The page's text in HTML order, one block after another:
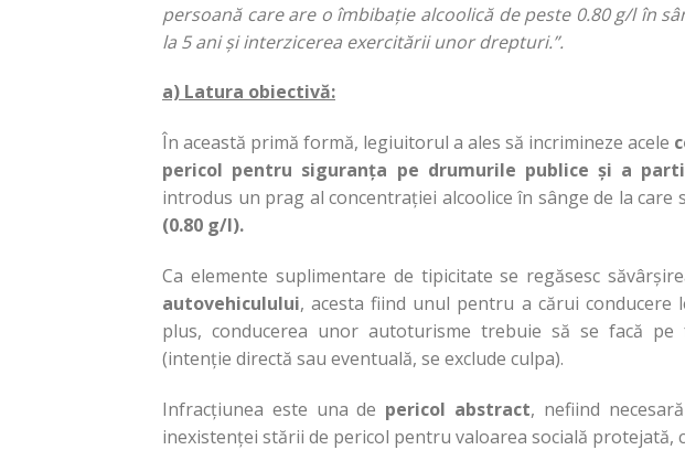
persoană care are o îmbibație alcoolică de peste 0.80 g/l în
la 5 ani și interzicerea exercitării unor drepturi.”.
a) Latura obiectivă:
În această primă formă, legiuitorul a ales să incrimineze acele
pericol pentru siguranța pe drumurile publice și a
introdus un prag al concentrației alcoolice în sânge de la
(0.80 g/l).
Ca elemente suplimentare de tipicitate se regăsesc
autovehiculului, acesta fiind unul pentru a cărui conducere
plus, conducerea unor autoturisme trebuie să se facă
(intenție directă sau eventuală, se exclude culpa).
Infracțiunea este una de pericol abstract, nefiind
inexistenței stării de pericol pentru valoarea socială protejată,